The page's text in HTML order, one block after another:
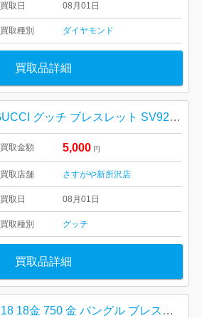
買取日 08月01日
買取種別 ダイヤモンド
買取品詳細
GUCCI グッチ ブレスレット SV925 シルバー ラバー 年代物 アクセサリー
買取金額 5,000 円
買取店舗 さすがや新所沢店
買取日 08月01日
買取種別 グッチ
買取品詳細
K18 18金 750 金 バングル ブレスレット 貴金属 アクセサリー